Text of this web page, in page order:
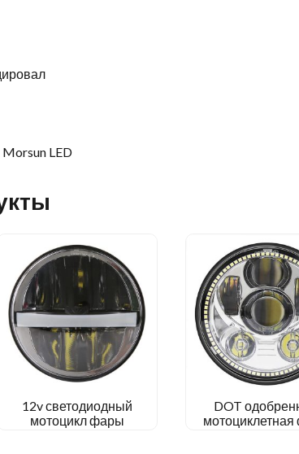
12v светодиодный
мотоцикл фары
DOT